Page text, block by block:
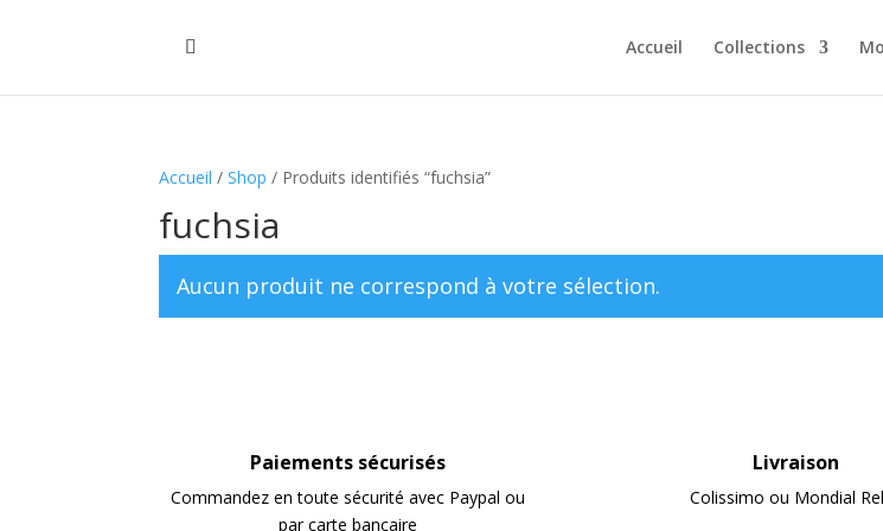
Accueil Collections
Accueil /Shop / Produits identifiés “fuchsia”
fuchsia
Aucun produit ne correspond à votre sélection.
Paiements sécurisés
Commandez en toute sécurité avec Paypal ou
par carte bancaire
Livraison
Colissimo ou Mondial